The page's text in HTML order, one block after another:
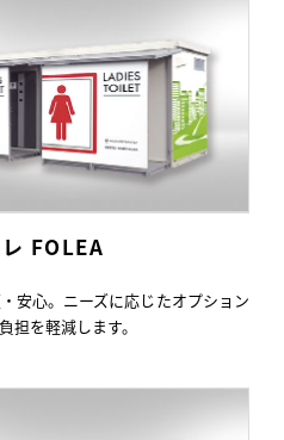
FOLEA
安心。ニーズに応じたオプション
担を軽減します。